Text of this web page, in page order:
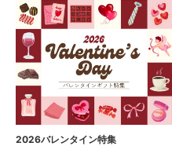
2026バレンタイン特集